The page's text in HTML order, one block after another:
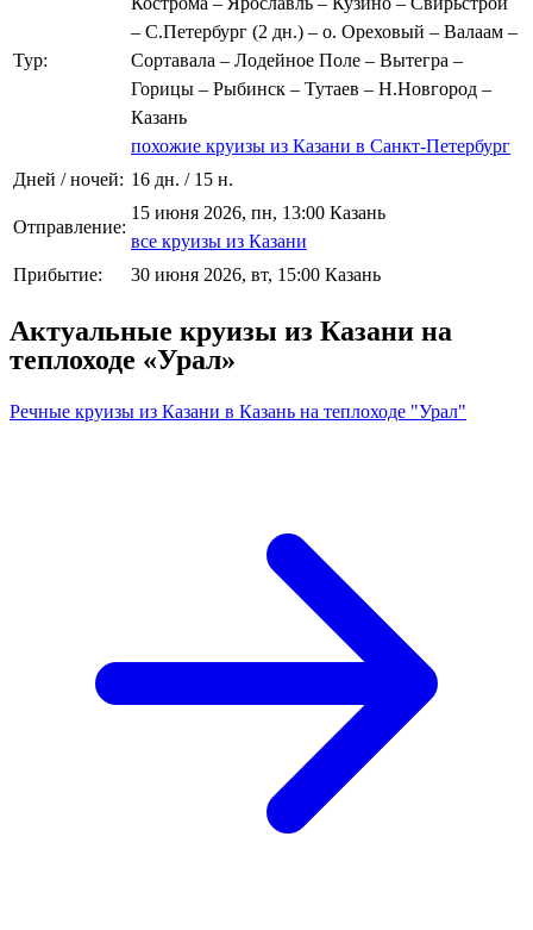
Тур:
– С.Петербург (2 дн.) – о. Ореховый – Валаам –
Сортавала – Лодейное Поле – Вытегра –
Горицы – Рыбинск – Тутаев – Н.Новгород –
Казань
похожие круизы из Казани в Санкт-Петербург
Дней / ночей: 16 дн. / 15 н.
Отправление:
15 июня 2026, пн, 13:00 Казань
все круизы из Казани
Прибытие:
30 июня 2026, вт, 15:00 Казань
Актуальные круизы из Казани на
теплоходе «Урал»
Речные круизы из Казани в Казань на теплоходе "Урал"